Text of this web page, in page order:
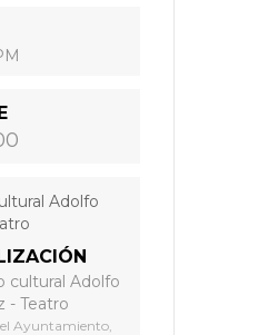
cultural Adolfo
- Teatro
Ayuntamiento,